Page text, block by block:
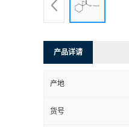
产品详请
产地
货号